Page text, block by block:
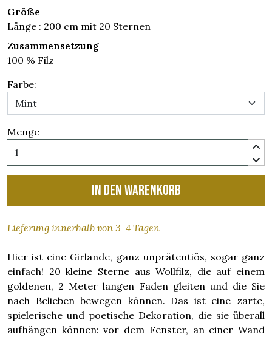
Größe
Länge : 200 cm mit 20 Sternen
Zusammensetzung
100 % Filz
Farbe:
Menge
In den Warenkorb
Lieferung innerhalb von 3-4 Tagen
Hier ist eine Girlande, ganz unprätentiös, sogar ganz
einfach! 20 kleine Sterne aus Wollfilz, die auf einem
goldenen, 2 Meter langen Faden gleiten und die Sie
nach Belieben bewegen können. Das ist eine zarte,
spielerische und poetische Dekoration, die sie überall
aufhängen können: vor dem Fenster, an einer Wand